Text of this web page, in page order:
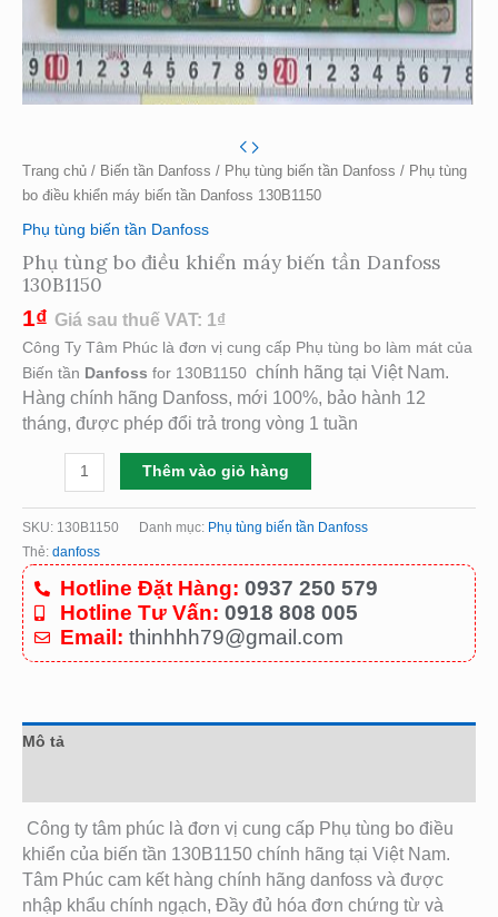
Trang chủ / Biến tần Danfoss / Phụ tùng biến tần Danfoss / Phụ tùng
bo điều khiển máy biến tần Danfoss 130B1150
Phụ tùng biến tần Danfoss
Phụ tùng bo điều khiển máy biến tần Danfoss
130B1150
1₫ Giá sau thuế VAT: 1₫
Công Ty Tâm Phúc là đơn vị cung cấp Phụ tùng bo làm mát của
Biến tần Danfoss for 130B1150 chính hãng tại Việt Nam.
Hàng chính hãng Danfoss, mới 100%, bảo hành 12
tháng, được phép đổi trả trong vòng 1 tuần
Thêm vào giỏ hàng
SKU: 130B1150 Danh mục: Phụ tùng biến tần Danfoss
Thẻ: danfoss
Hotline Đặt Hàng: 0937 250 579
Hotline Tư Vấn: 0918 808 005
Email: thinhhh79@gmail.com
Mô tả
Công ty tâm phúc là đơn vị cung cấp Phụ tùng bo điều
khiển của biến tần 130B1150 chính hãng tại Việt Nam.
Tâm Phúc cam kết hàng chính hãng danfoss và được
nhập khẩu chính ngạch, Đầy đủ hóa đơn chứng từ và